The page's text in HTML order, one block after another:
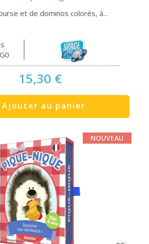
et de dominos colorés, à...
15,30 €
Ajouter au panier
NOUVEAU